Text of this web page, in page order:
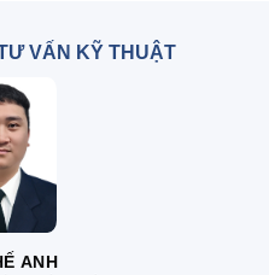
VẤN KỸ THUẬT
ANH